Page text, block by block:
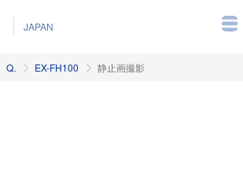
JAPAN
Q&A（よくある質問と答え） EX-FH100 静止画撮影